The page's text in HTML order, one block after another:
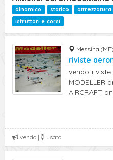
dinamico statico attrezzatura
istruttori e corsi
Messina
riviste
vendo riviste
MODELLER
AIRCRAFT
vendo | usato